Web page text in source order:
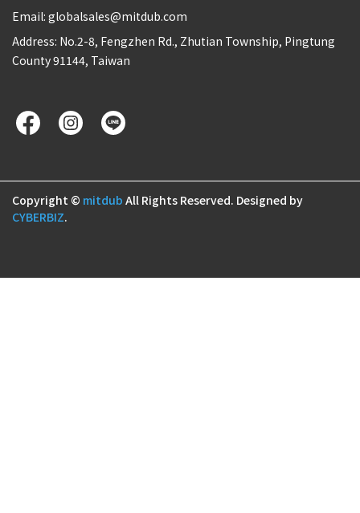
Email: globalsales@mitdub.com
Address: No.2-8, Fengzhen Rd., Zhutian Township, Pingtung
County 91144, Taiwan
Copyright © mitdub All Rights Reserved. Designed by
CYBERBIZ.